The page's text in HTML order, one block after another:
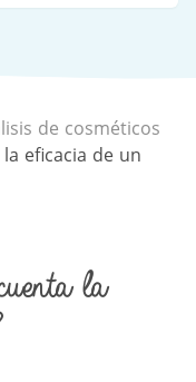
de cosméticos
eficacia de un
la